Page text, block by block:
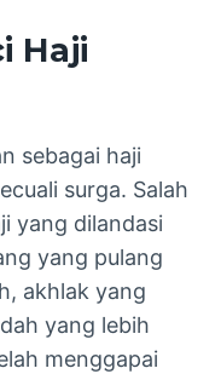
Haji
sebagai haji
surga. Salah
yang dilandasi
yang pulang
akhlak yang
yang lebih
menggapai